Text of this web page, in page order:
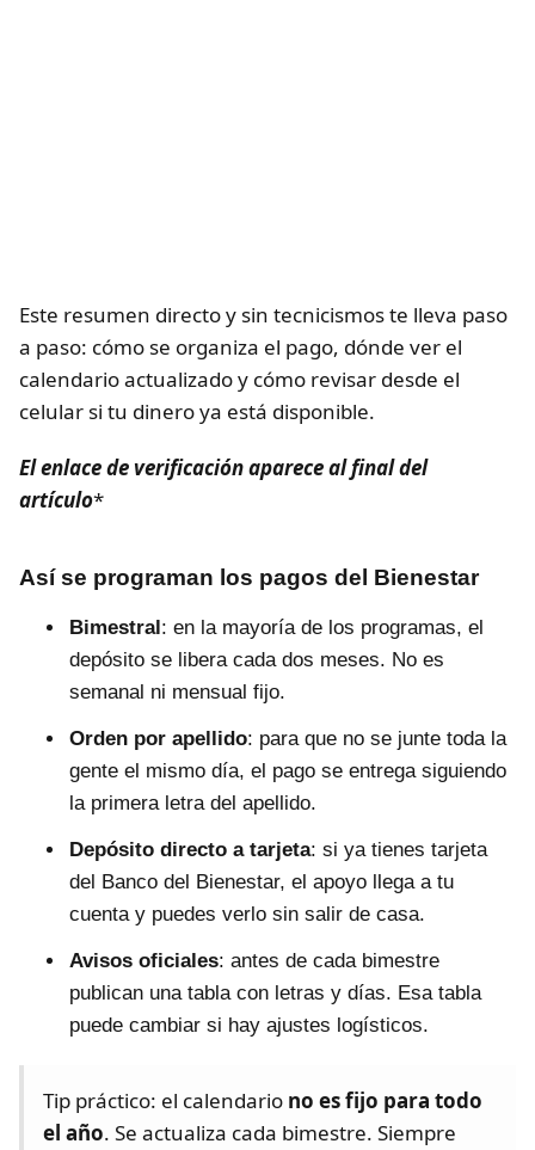
Este resumen directo y sin tecnicismos te lleva paso
a paso: cómo se organiza el pago, dónde ver el
calendario actualizado y cómo revisar desde el
celular si tu dinero ya está disponible.
El enlace de verificación aparece al final del
artículo*
Así se programan los pagos del Bienestar
Bimestral: en la mayoría de los programas, el
depósito se libera cada dos meses. No es
semanal ni mensual fijo.
Orden por apellido: para que no se junte toda la
gente el mismo día, el pago se entrega siguiendo
la primera letra del apellido.
Depósito directo a tarjeta: si ya tienes tarjeta
del Banco del Bienestar, el apoyo llega a tu
cuenta y puedes verlo sin salir de casa.
Avisos oficiales: antes de cada bimestre
publican una tabla con letras y días. Esa tabla
puede cambiar si hay ajustes logísticos.
Tip práctico: el calendario no es fijo para todo
el año. Se actualiza cada bimestre. Siempre